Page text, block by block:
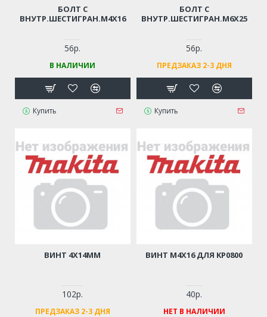
БОЛТ С
ВНУТР.ШЕСТИГРАН.M4X16
56р.
В НАЛИЧИИ
Купить
БОЛТ С
ВНУТР.ШЕСТИГРАН.М6Х25
56р.
ПРЕДЗАКАЗ 2-3 ДНЯ
Купить
ВИНТ 4Х14ММ
102р.
ПРЕДЗАКАЗ 2-3 ДНЯ
ВИНТ M4Х16 ДЛЯ KP0800
40р.
НЕТ В НАЛИЧИИ